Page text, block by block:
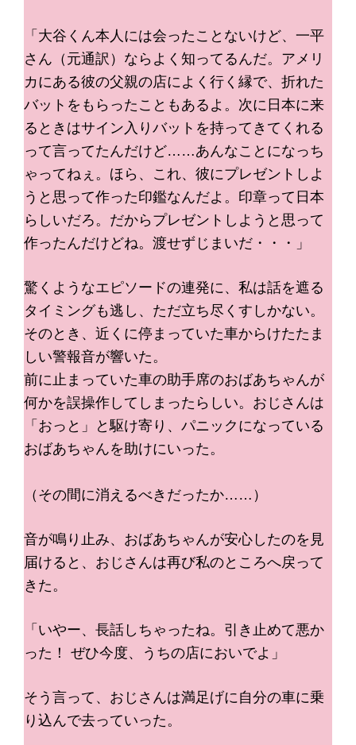
「大谷くん本人には会ったことないけど、一平
さん（元通訳）ならよく知ってるんだ。アメリ
カにある彼の父親の店によく行く縁で、折れた
バットをもらったこともあるよ。次に日本に来
るときはサイン入りバットを持ってきてくれる
って言ってたんだけど……あんなことになっち
ゃってねぇ。ほら、これ、彼にプレゼントしよ
うと思って作った印鑑なんだよ。印章って日本
らしいだろ。だからプレゼントしようと思って
作ったんだけどね。渡せずじまいだ・・・」
驚くようなエピソードの連発に、私は話を遮る
タイミングも逃し、ただ立ち尽くすしかない。
そのとき、近くに停まっていた車からけたたま
しい警報音が響いた。
前に止まっていた車の助手席のおばあちゃんが
何かを誤操作してしまったらしい。おじさんは
「おっと」と駆け寄り、パニックになっている
おばあちゃんを助けにいった。
（その間に消えるべきだったか……）
音が鳴り止み、おばあちゃんが安心したのを見
届けると、おじさんは再び私のところへ戻って
きた。
「いやー、長話しちゃったね。引き止めて悪か
った！ ぜひ今度、うちの店においでよ」
そう言って、おじさんは満足げに自分の車に乗
り込んで去っていった。